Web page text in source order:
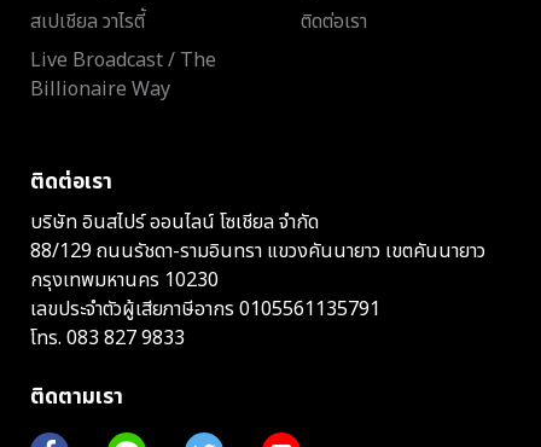
สเปเชียล วาไรตี้
Live Broadcast / The
Billionaire Way
ติดต่อเรา
ติดต่อเรา
บริษัท อินสไปร์ ออนไลน์ โซเชียล จำกัด
88/129 ถนนรัชดา-รามอินทรา แขวงคันนายาว เขตคันนายาว
กรุงเทพมหานคร 10230
เลขประจำตัวผู้เสียภาษีอากร 0105561135791
โทร. 083 827 9833
ติดตามเรา